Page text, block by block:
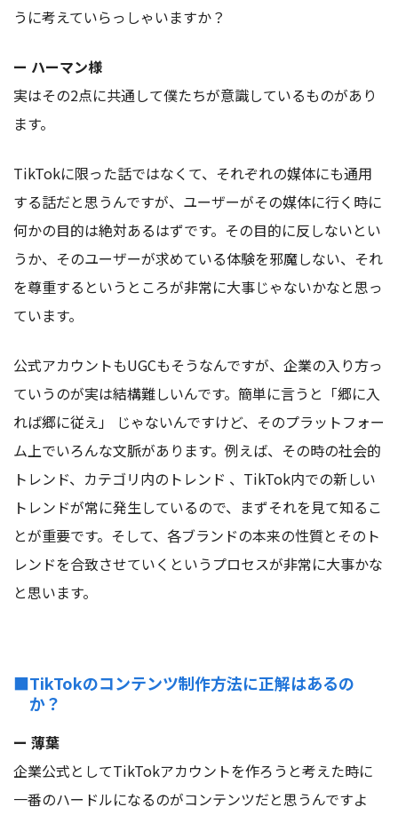
うに考えていらっしゃいますか？
ー ハーマン様
実はその2点に共通して僕たちが意識しているものがあり
ます。
TikTokに限った話ではなくて、それぞれの媒体にも通用
する話だと思うんですが、ユーザーがその媒体に行く時に
何かの目的は絶対あるはずです。その目的に反しないとい
うか、そのユーザーが求めている体験を邪魔しない、それ
を尊重するというところが非常に大事じゃないかなと思っ
ています。
公式アカウントもUGCもそうなんですが、企業の入り方っ
ていうのが実は結構難しいんです。簡単に言うと「郷に入
れば郷に従え」 じゃないんですけど、そのプラットフォー
ム上でいろんな文脈があります。例えば、その時の社会的
トレンド、カテゴリ内のトレンド 、TikTok内での新しい
トレンドが常に発生しているので、まずそれを見て知るこ
とが重要です。そして、各ブランドの本来の性質とそのト
レンドを合致させていくというプロセスが非常に大事かな
と思います。
■TikTokのコンテンツ制作方法に正解はあるの
か？
ー 薄葉
企業公式としてTikTokアカウントを作ろうと考えた時に
一番のハードルになるのがコンテンツだと思うんですよ